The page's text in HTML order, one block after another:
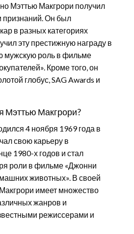
Мэттью Макгрори получил
признаний. Он был
в разных категориях
эту престижную награду в
мужскую роль в фильме
Кроме того, он
глобус, SAG Awards и
Мэттью Макгрори?
4 ноября 1969 года в
свою карьеру в
1980-х годов и стал
роли в фильме «Джонни
животных». В своей
имеет множество
жанров и
режиссерами и